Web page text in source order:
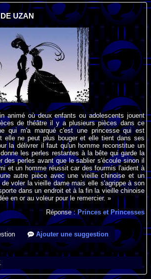
UZAN
animé où deux enfants ou adolescents jouent
de théâtre il y a plusieurs pièces dans ce
qui m'a marqué c'est une princesse qui est
elle ne peut plus bouger et elle tient dans ses
la délivrer il faut qu'un homme reconstitue un
les perles restantes à la bête qui garde la
des perles avant que le sablier s'écoule sinon il
et un homme réussit car des fourmis l'aident à
autre pièce avec une vieille chinoise et un
voler la vieille dame mais elle s'agrippe à son
dans un endroit et à la fin la vieille chinoise
en or au voleur pour le remercier. »
Réponse :Princes et Princesses
Ajouter une suggestion